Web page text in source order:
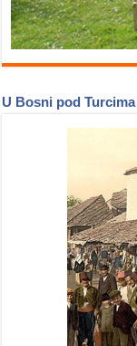
U Bosni pod Turcima